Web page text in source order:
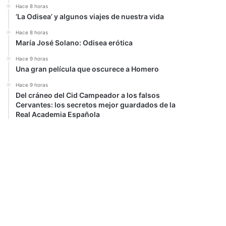
Hace 8 horas
‘La Odisea’ y algunos viajes de nuestra vida
Hace 8 horas
María José Solano: Odisea erótica
Hace 9 horas
Una gran película que oscurece a Homero
Hace 9 horas
Del cráneo del Cid Campeador a los falsos
Cervantes: los secretos mejor guardados de la
Real Academia Española